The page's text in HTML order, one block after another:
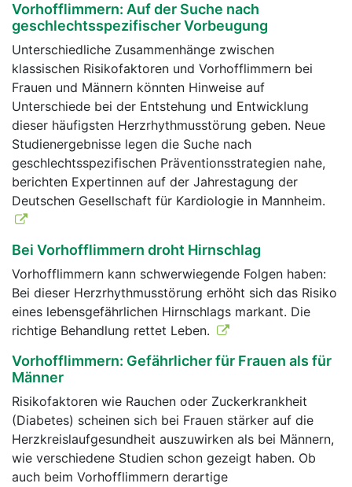
Vorhofflimmern: Auf der Suche nach
geschlechtsspezifischer Vorbeugung
Unterschiedliche Zusammenhänge zwischen
klassischen Risikofaktoren und Vorhofflimmern bei
Frauen und Männern könnten Hinweise auf
Unterschiede bei der Entstehung und Entwicklung
dieser häufigsten Herzrhythmusstörung geben. Neue
Studienergebnisse legen die Suche nach
geschlechtsspezifischen Präventionsstrategien nahe,
berichten Expertinnen auf der Jahrestagung der
Deutschen Gesellschaft für Kardiologie in Mannheim.
Bei Vorhofflimmern droht Hirnschlag
Vorhofflimmern kann schwerwiegende Folgen haben:
Bei dieser Herzrhythmusstörung erhöht sich das Risiko
eines lebensgefährlichen Hirnschlags markant. Die
richtige Behandlung rettet Leben.
Vorhofflimmern: Gefährlicher für Frauen als für
Männer
Risikofaktoren wie Rauchen oder Zuckerkrankheit
(Diabetes) scheinen sich bei Frauen stärker auf die
Herzkreislaufgesundheit auszuwirken als bei Männern,
wie verschiedene Studien schon gezeigt haben. Ob
auch beim Vorhofflimmern derartige